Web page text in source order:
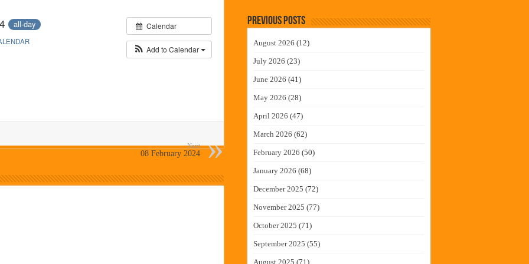
उपक्रम
समाधान शिबिरास पनवेलमध्ये उत्स्फूर्त प्रतिसाद
कामगारांना भरघोस पगारवाढ
Calendar
Add to Calendar
all-day
Next
08 February 2024
Previous Posts
August 2026 (12)
July 2026 (23)
June 2026 (41)
May 2026 (28)
April 2026 (47)
March 2026 (62)
February 2026 (50)
January 2026 (68)
December 2025 (72)
November 2025 (77)
October 2025 (71)
September 2025 (55)
August 2025 (71)